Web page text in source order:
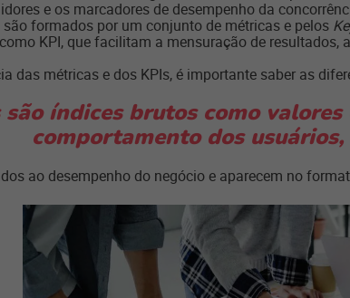
e os marcadores de desempenho da
formados por um conjunto de métricas e pelos
KPI, que facilitam a mensuração de
das métricas e dos KPIs, é importante saber as
índices brutos como
comportamento dos
ao desempenho do negócio e aparecem no